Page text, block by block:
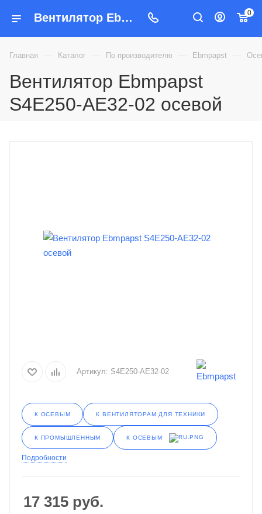
Вентилятор Ebmpapst S4E250-AE32-02 осевой купить с доставкой по России 0
Главная — Каталог — По производителю — Ebmpapst —
Вентилятор Ebmpapst
S4E250-AE32-02 осевой
Артикул: S4E250-AE32-02
К ОСЕВЫМ К ВЕНТИЛЯТОРАМ ДЛЯ ТЕХНИКИ
К ПРОМЫШЛЕННЫМ К ОСЕВЫМ
Подробности
17 315 руб.